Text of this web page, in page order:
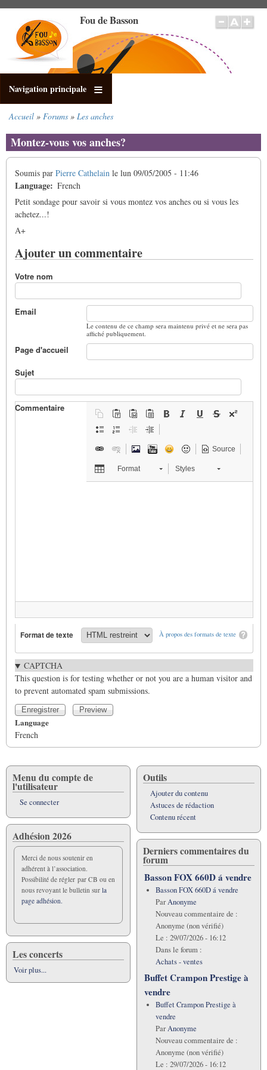
contenu
principal
Fou de Basson
Navigation principale
d'Ariane
Accueil Forums Les anches
Montez-vous vos anches?
Soumis par Pierre Cathelain le lun 09/05/2005 - 11:46
Language
French
Petit sondage pour savoir si vous montez vos anches ou si vous les
achetez...!
A+
Ajouter un commentaire
Votre nom
Email
Le contenu de ce champ sera maintenu privé et ne sera pas
affiché publiquement.
Page d'accueil
Sujet
Commentaire
Source
Format Styles
À propos des formats de texte
Format de texte
CAPTCHA
This question is for testing whether or not you are a human visitor and
to prevent automated spam submissions.
Language
French
Menu du compte de
l'utilisateur
Se connecter
Adhésion 2026
Merci de nous soutenir en
adhérent à l’association.
Possibilité de régler par CB ou en
nous revoyant le bulletin sur la
page adhésion.
Les concerts
Voir plus...
Outils
Ajouter du contenu
Astuces de rédaction
Contenu récent
Derniers commentaires du
forum
Basson FOX 660D á vendre
Basson FOX 660D á vendre
ParAnonyme
Nouveau commentaire de :
Anonyme (non vérifié)
Le : 29/07/2026 - 16:12
Dans le forum :
Achats - ventes
Buffet Crampon Prestige à
vendre
Buffet Crampon Prestige à
vendre
ParAnonyme
Nouveau commentaire de :
Anonyme (non vérifié)
Le : 29/07/2026 - 16:12